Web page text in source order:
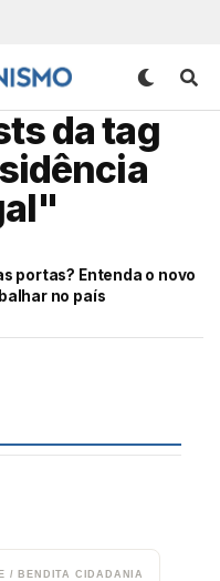
da tag
portas? Entenda o novo
no país
/ BENDITA CIDADANIA